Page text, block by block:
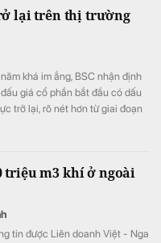
lại trên thị trường
khá im ắng, BSC nhận định
giá cổ phần bắt đầu có dấu
trở lại, rõ nét hơn từ giai đoạn
triệu m3 khí ở ngoài
tin được Liên doanh Việt - Nga